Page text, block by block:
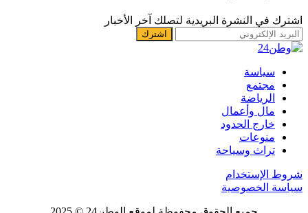
اشترك في النشرة البريدية لتصلك آخر الأخبار
سياسة
مجتمع
الرياضة
مال وأعمال
خارج الحدود
منوعات
تراث وسياحة
شروط الإستخدام
سياسة الخصوصية